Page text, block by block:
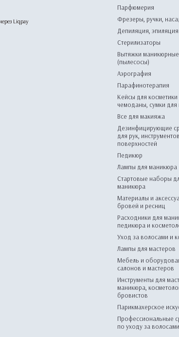
Парфюмерия
Фрезеры, ручки,
Депиляция, эпиляция
Стерилизаторы
Вытяжки маникюрные
(пылесосы)
Аэрография
Парафинотерапия
Кейсы для косметики
чемоданы, сумки для
Все для макияжа
Дезинфицирующие
для рук,
поверхностей
Педикюр
Лампы для маникюра
Стартовые наборы
маникюра
Материалы и
бровей и ресниц
Расходники для
педикюра и
Уход за волосами и
Лампы для мастеров
Мебель и
салонов и мастеров
Инструменты для
маникюра,
бровистов
Парикмахерское
Профессиональные
по уходу за